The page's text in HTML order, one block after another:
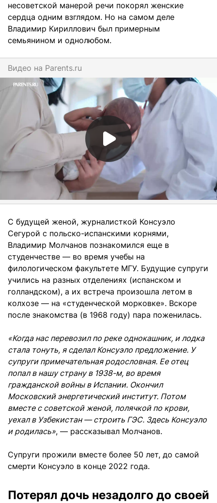
несоветской манерой речи покорял женские
сердца одним взглядом. Но на самом деле
Владимир Кириллович был примерным
семьянином и однолюбом.
Видео на parents.ru
С будущей женой, журналисткой Консуэло
Сегурой с польско-испанскими корнями,
Владимир Молчанов познакомился еще в
студенчестве — во время учебы на
филологическом факультете МГУ. Будущие супруги
учились на разных отделениях (испанском и
голландском), а их встреча произошла летом в
колхозе — на «студенческой морковке». Вскоре
после знакомства (в 1968 году) пара поженилась.
«Когда нас перевозил по реке однокашник, и лодка
стала тонуть, я сделал Консуэло предложение. У
супруги примечательная родословная. Ее отец
попал в нашу страну в 1938-м, во время
гражданской войны в Испании. Окончил
Московский энергетический институт. Потом
вместе с советской женой, полячкой по крови,
уехал в Узбекистан — строить ГЭС. Здесь Консуэло
и родилась», — рассказывал Молчанов.
Супруги прожили вместе более 50 лет, до самой
смерти Консуэло в конце 2022 года.
Потерял дочь незадолго до своей